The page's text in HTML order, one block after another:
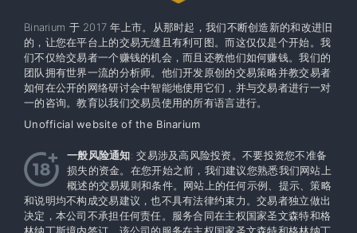
Binarium 于 2017 年上市。从那时起，我们不断创造新的和改进旧
的，让您在平台上的交易无缝且有利可图。而这仅仅是个开始。我
们不仅给交易者一个赚钱的机会，而且还教他们如何赚钱。我们的
团队拥有世界一流的分析师。他们开发原创的交易策略并教交易者
如何在公开的网络研讨会中智能地使用它们，并与交易者进行一对
一的咨询。教育以我们交易员使用的所有语言进行。
Unofficial website of the Binarium
一般风险通知: 交易涉及高风险投资。不要投资您不准备
损失的资金。在您开始之前，我们建议您熟悉我们网站上
概述的交易规则和条件。网站上的任何示例、提示、策略
和说明均不构成交易建议，也不具有法律约束力。交易者独立做出
决定，本公司不承担任何责任。服务合同在主权国家圣文森特和格